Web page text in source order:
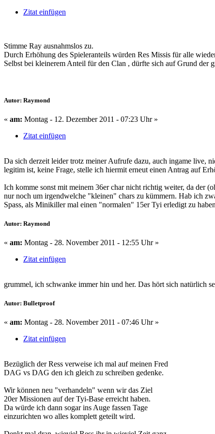
Zitat einfügen
Stimme Ray ausnahmslos zu.
Durch Erhöhung des Spieleranteils würden Res Missis für alle
Selbst bei kleinerem Anteil für den Clan , dürfte sich auf Grund der
Autor: Raymond
« am: Montag - 12. Dezember 2011 - 07:23 Uhr »
Zitat einfügen
Da sich derzeit leider trotz meiner Aufrufe dazu, auch ingame live,
legitim ist, keine Frage, stelle ich hiermit erneut einen Antrag auf
Ich komme sonst mit meinem 36er char nicht richtig weiter, da der
nur noch um irgendwelche "kleinen" chars zu kümmern. Hab ich
Spass, als Minikiller mal einen "normalen" 15er Tyi erledigt zu
Autor: Raymond
« am: Montag - 28. November 2011 - 12:55 Uhr »
Zitat einfügen
grummel, ich schwanke immer hin und her. Das hört sich natürlich
Autor: Bulletproof
« am: Montag - 28. November 2011 - 07:46 Uhr »
Zitat einfügen
Bezüglich der Ress verweise ich mal auf meinen Fred
DAG vs DAG den ich gleich zu schreiben gedenke.
Wir können neu "verhandeln" wenn wir das Ziel
20er Missionen auf der Tyi-Base erreicht haben.
Da würde ich dann sogar ins Auge fassen Tage
einzurichten wo alles komplett geteilt wird.